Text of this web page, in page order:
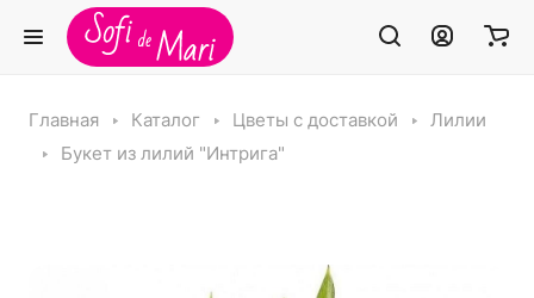
Главная Каталог Цветы с доставкой
Лилии
Букет из лилий "Интрига"